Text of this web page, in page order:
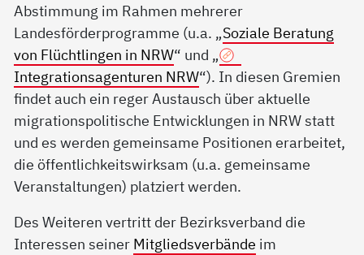
Abstimmung im Rahmen mehrerer
Landesförderprogramme (u.a. „Soziale Beratung
von Flüchtlingen in NRW“ und „
Integrationsagenturen NRW“). In diesen Gremien
findet auch ein reger Austausch über aktuelle
migrationspolitische Entwicklungen in NRW statt
und es werden gemeinsame Positionen erarbeitet,
die öffentlichkeitswirksam (u.a. gemeinsame
Veranstaltungen) platziert werden.
Des Weiteren vertritt der Bezirksverband die
Interessen seiner Mitgliedsverbände im